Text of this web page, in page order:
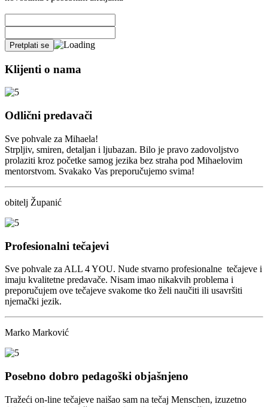
Klijenti o nama
Odlični predavači
Sve pohvale za Mihaela!
Strpljiv, smiren, detaljan i ljubazan. Bilo je pravo zadovoljstvo
prolaziti kroz početke samog jezika bez straha pod Mihaelovim
mentorstvom. Svakako Vas preporučujemo svima!
obitelj Županić
Profesionalni tečajevi
Sve pohvale za ALL 4 YOU. Nude stvarno profesionalne tečajeve i
imaju kvalitetne predavače. Nisam imao nikakvih problema i
preporučujem ove tečajeve svakome tko želi naučiti ili usavršiti
njemački jezik.
Marko Marković
Posebno dobro pedagoški objašnjeno
Tražeći on-line tečajeve naišao sam na tečaj Menschen, izuzetno